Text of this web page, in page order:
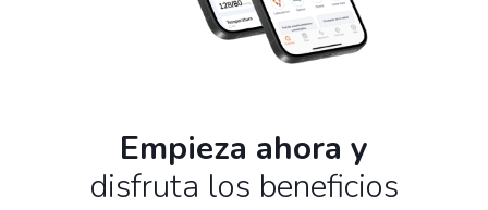
Empieza ahora y
disfruta los beneficios